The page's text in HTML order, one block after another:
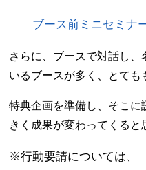
「 ブース前ミニセミナ
さらに、ブースで対話し
いるブースが多く、とても
特典企画を準備し、そこに
きく成果が変わってくると
※行動要請については、「